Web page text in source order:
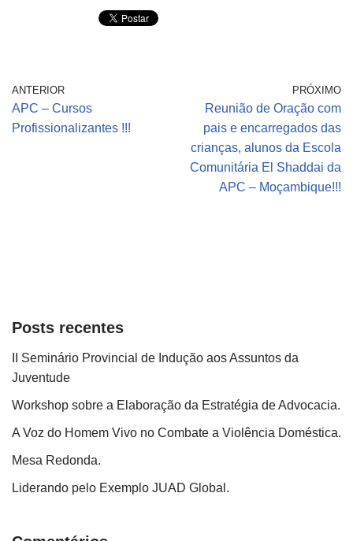
ANTERIOR
APC – Cursos
Profissionalizantes !!!
PRÓXIMO
Reunião de Oração com
pais e encarregados das
crianças, alunos da Escola
Comunitária El Shaddai da
APC – Moçambique!!!
Posts recentes
II Seminário Provincial de Indução aos Assuntos da
Juventude
Workshop sobre a Elaboração da Estratégia de Advocacia.
A Voz do Homem Vivo no Combate a Violência Doméstica.
Mesa Redonda.
Liderando pelo Exemplo JUAD Global.